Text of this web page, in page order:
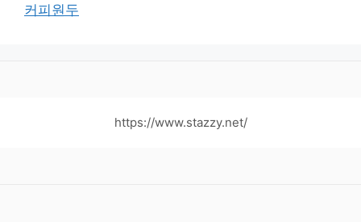
커피원두
https://www.stazzy.net/